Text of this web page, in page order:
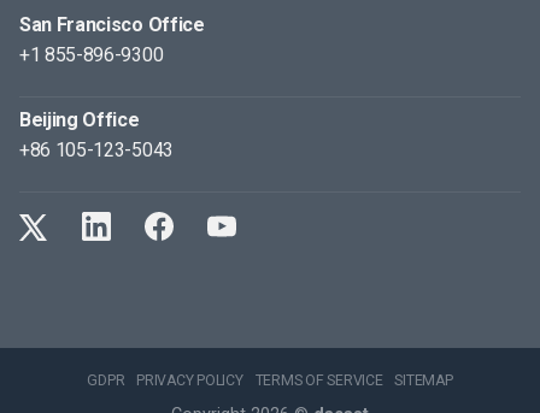
San Francisco Office
+1 855-896-9300
Beijing Office
+86 105-123-5043
GDPR PRIVACY POLICY TERMS OF SERVICE SITEMAP